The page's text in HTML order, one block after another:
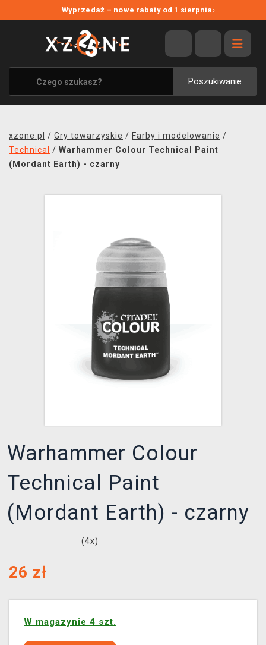
Wyprzedaż – nowe rabaty od 1 sierpnia›
Poszukiwanie
WYPRZEDAŻ
WSZYSTKIE MARKI
XZONE ORIGINALS
UBRANIA I AKCESORIA
SOUNDTRACKI
xzone.pl / Gry towarzyskie / Farby i modelowanie /
Technical
/ Warhammer Colour Technical Paint
(Mordant Earth) - czarny
Warhammer Colour
Technical Paint
(Mordant Earth) - czarny
(4x)
26 zł
W magazynie 4 szt.